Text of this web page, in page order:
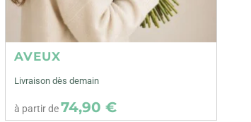
AVEUX
Livraison dès demain
à partir de74,90 €